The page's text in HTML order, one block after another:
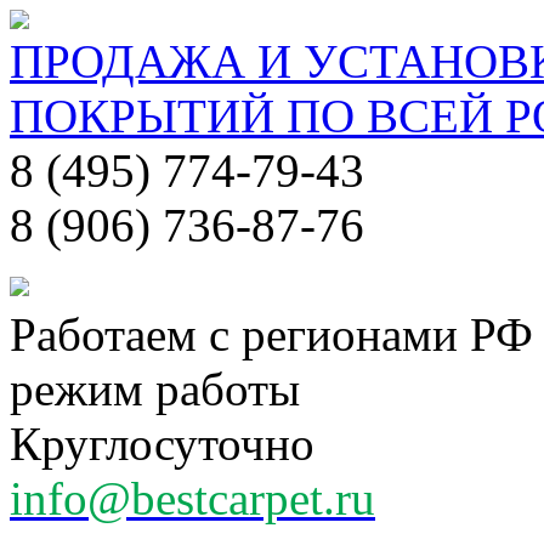
ПРОДАЖА И
ПОКРЫТИЙ ПО ВСЕЙ
8 (495) 774-79-43
8 (906) 736-87-76
Работаем с регионами РФ
режим работы
Круглосуточно
info@bestcarpet.ru